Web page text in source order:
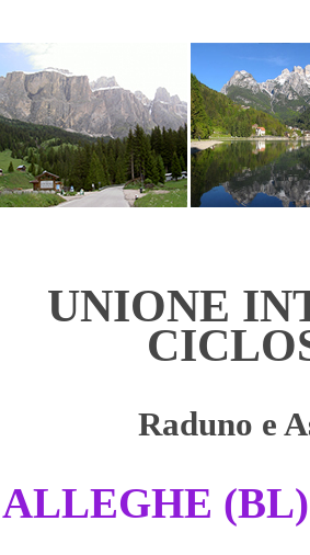
UNIONE
Raduno e
ALLEGHE (BL)